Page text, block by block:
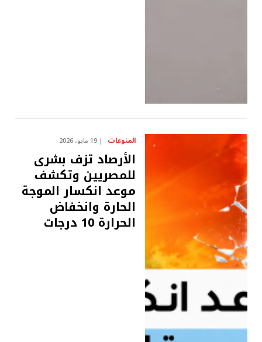
المنوعات 19 مايو، 2026
الأرصاد تزف بشرى
للمصريين وتكشف
موعد انكسار الموجة
الحارة وانخفاض
الحرارة 10 درجات